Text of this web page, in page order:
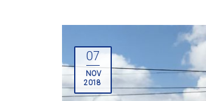
07
NOV
2018